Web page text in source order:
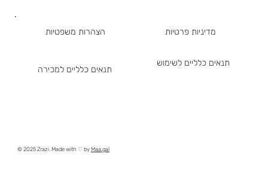
מדיניות פרטיות
תנאים כלליים למכירה
תנאים כלליים לשימוש
הצהרות משפטיות
© 2025 Zrazi. Made with ♡ byMaa.gal